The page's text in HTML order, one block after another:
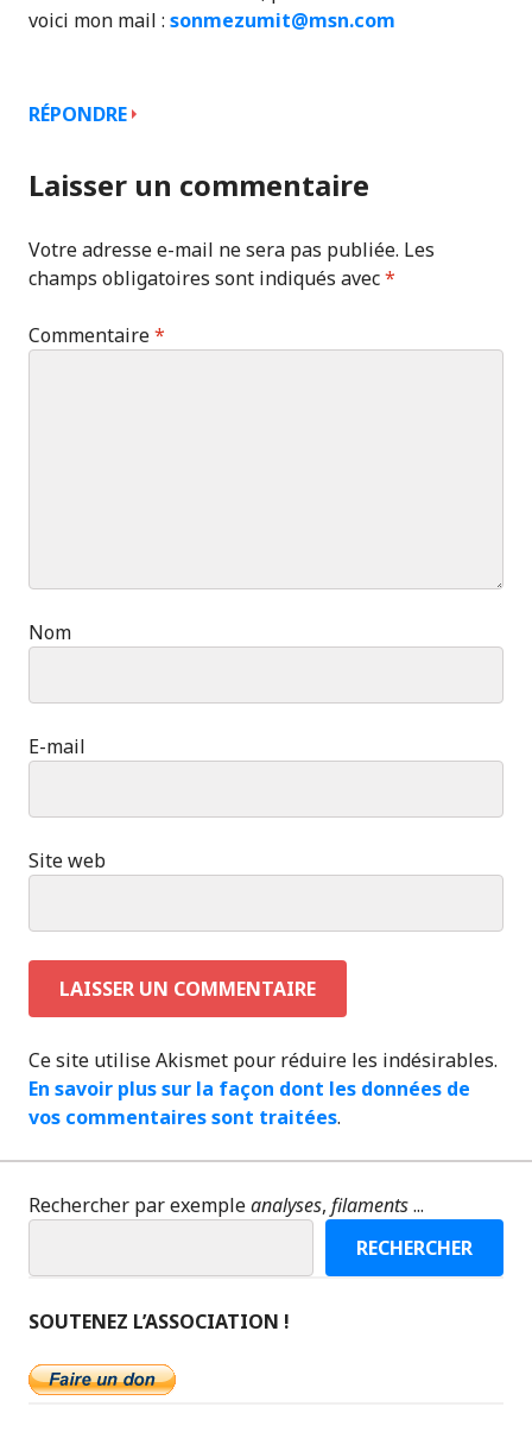
voici mon mail : sonmezumit@msn.com
RÉPONDRE
Laisser un commentaire
Votre adresse e-mail ne sera pas publiée. Les
champs obligatoires sont indiqués avec*
Commentaire*
Nom
E-mail
Site web
Ce site utilise Akismet pour réduire les indésirables.
En savoir plus sur la façon dont les données de
vos commentaires sont traitées.
Rechercher par exempleanalyses, filaments...
RECHERCHER
SOUTENEZ L’ASSOCIATION !